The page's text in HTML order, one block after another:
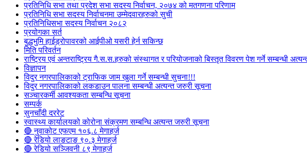
प्रतिनिधि सभा तथा प्रदेश सभा सदस्य निर्वाचन, २०७४ को मतगणना परिणाम
प्रतिनिधि सभा सदस्य निर्वाचनमा उम्मेदवारहरुको सुची
प्रतिनिधिसभा सदस्य निर्वाचन २०८२
प्रयोगका सर्त
बुद्धभुमि हाईड्रोपावरको आईपीओ यसरी हेर्न सकिन्छ
मिति परिवर्तन
राष्ट्रिय एवं अन्तराष्ट्रिय गै.स.स.हरुको संस्थागत र परियोजनाको बिस्तृत विवरण पेश गर्ने सम्बन्धी
विज्ञापन
विदुर नगरपालिकाको ट्राफिक जाम खुला गर्ने सम्बन्धी सुचना!!!
विदुर नगरपालिकाको लकडाउन पालना सम्बन्धी अत्यन्त जरुरी सूचना
सञ्चारकर्मी आवश्यकता सम्बन्धि सूचना
सम्पर्क
सुनचाँदी दररेट
स्वास्थ्य कार्यालयको कोरोना संक्रमण सम्बन्धि अत्यन्त जरुरी सूचना
🔴 नुवाकोट एफएम १०६.८ मेगाहर्ज
🔴 रेडियो लाङटाङ ९०.३ मेगाहर्ज
🔴 रेडियो सञ्जिवनी ८९ मेगाहर्ज